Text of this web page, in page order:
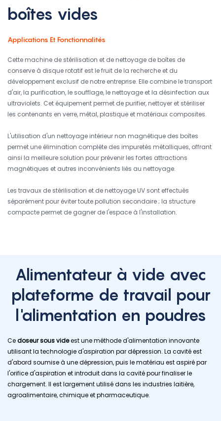
boîtes vides
Applications Et Fonctionnalités
Cette machine de stérilisation et de nettoyage de boîtes de
conserve à disque rotatif est le fruit de la recherche et du
développement exclusif de notre entreprise. Elle combine le transport
d'air, la purification, le soufflage, le nettoyage et la désinfection aux
ultraviolets. Cet équipement permet de purifier, nettoyer et stériliser
les contenants en verre, métal, plastique et matériaux composites.
L'utilisation d'un nettoyage intérieur non magnétique des boîtes
permet une élimination complète des impuretés métalliques, offrant
ainsi la meilleure solution pour prévenir les fortes attractions
magnétiques et autres inconvénients liés au nettoyage.
Les travaux de stérilisation et de nettoyage UV sont effectués
séparément pour éviter toute pollution secondaire ; la structure
compacte permet de gagner de l'espace à l'installation.
Alimentateur à vide avec
plateforme de travail pour
l'alimentation en poudres
Cedoseur sous videest une méthode d'alimentation innovante
utilisant la technologie d'aspiration par dépression. La cavité est
d'abord soumise à une dépression, puis le matériau est aspiré par
l'orifice d'aspiration et introduit dans la cavité pour finaliser le
chargement. Il est largement utilisé dans les industries laitière,
agroalimentaire, chimique et pharmaceutique.